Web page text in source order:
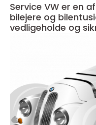
Service VW er en
bilejere og
vedligeholde og